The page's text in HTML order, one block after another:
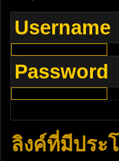
Username
Password
ลิงค์ที่มีประ